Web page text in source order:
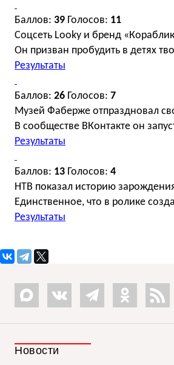
Баллов: 39 Голосов: 11
Соцсеть Looky и бренд
Он призван пробудить в детях
Результаты
Баллов: 26 Голосов: 7
Музей Фаберже отпраздновал
В сообществе ВКонтакте он
Результаты
Баллов: 13 Голосов: 4
НТВ показал историю
Единственное, что в ролике
Результаты
Новости